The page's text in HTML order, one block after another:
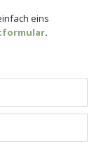
eins
.